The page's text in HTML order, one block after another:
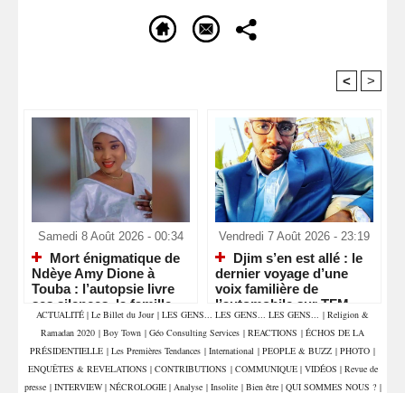
< >
Samedi 8 Août 2026 - 00:34
Mort énigmatique de
Ndèye Amy Dione à
Touba : l’autopsie livre
ses silences, la famille
attend la vérité
Vendredi 7 Août 2026 - 23:19
Djim s’en est allé : le
dernier voyage d’une
voix familière de
l’automobile sur TFM
ACTUALITÉ | Le Billet du Jour | LES GENS... LES GENS... LES GENS... | Religion &
Ramadan 2020 | Boy Town | Géo Consulting Services | REACTIONS | ÉCHOS DE LA
PRÉSIDENTIELLE | Les Premières Tendances | International | PEOPLE & BUZZ | PHOTO |
ENQUÊTES & REVELATIONS | CONTRIBUTIONS | COMMUNIQUE | VIDÉOS | Revue de
presse | INTERVIEW | NÉCROLOGIE | Analyse | Insolite | Bien être | QUI SOMMES NOUS ? |